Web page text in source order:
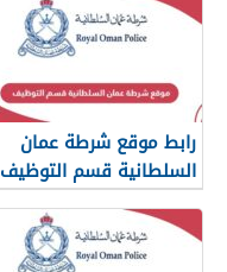
رابط موقع شرطة عمان
السلطانية قسم التوظيف